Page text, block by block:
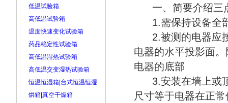
低温试验箱
高低温试验箱
温度快速变化试验箱
药品稳定性试验箱
高低温湿热试验箱
高低温交变湿热试验箱
恒温恒湿箱|台式恒温恒湿
烘箱|真空干燥箱
一、简要介绍三
1.需保持设备全
2.被测的电器应
电器的水平投影面
电器的底部
3.安装在墙上或
尺寸等于电器在正